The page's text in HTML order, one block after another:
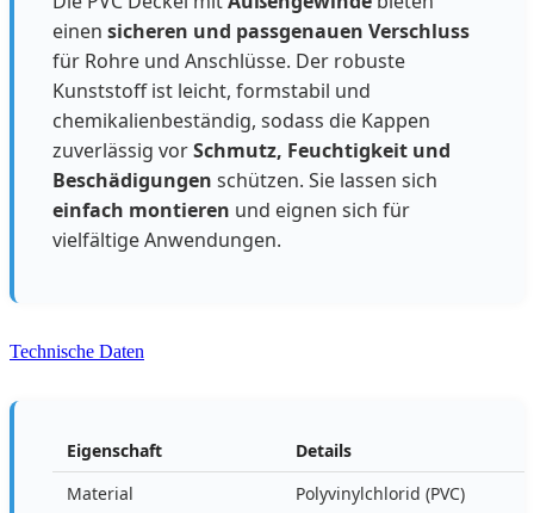
einen sicheren und passgenauen Verschluss
für Rohre und Anschlüsse. Der robuste
Kunststoff ist leicht, formstabil und
chemikalienbeständig, sodass die Kappen
zuverlässig vorSchmutz, Feuchtigkeit und
Beschädigungen schützen. Sie lassen sich
einfach montieren und eignen sich für
vielfältige Anwendungen.
Technische Daten
Eigenschaft
Details
Material
Polyvinylchlorid (PVC)